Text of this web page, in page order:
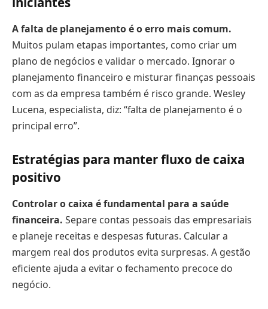
A falta de planejamento é o erro mais comum.
Muitos pulam etapas importantes, como criar um
plano de negócios e validar o mercado. Ignorar o
planejamento financeiro e misturar finanças pessoais
com as da empresa também é risco grande. Wesley
Lucena, especialista, diz: “falta de planejamento é o
principal erro”.
Estratégias para manter fluxo de caixa
positivo
Controlar o caixa é fundamental para a saúde
financeira. Separe contas pessoais das empresariais
e planeje receitas e despesas futuras. Calcular a
margem real dos produtos evita surpresas. A gestão
eficiente ajuda a evitar o fechamento precoce do
negócio.